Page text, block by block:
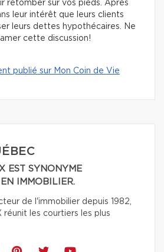
retomber sur vos pieds. Après
leur intérêt que leurs clients
leurs dettes hypothécaires. Ne
cette discussion!
publié sur Mon Coin de Vie
EST SYNONYME
IMMOBILIER.
de l'immobilier depuis 1982,
réunit les courtiers les plus